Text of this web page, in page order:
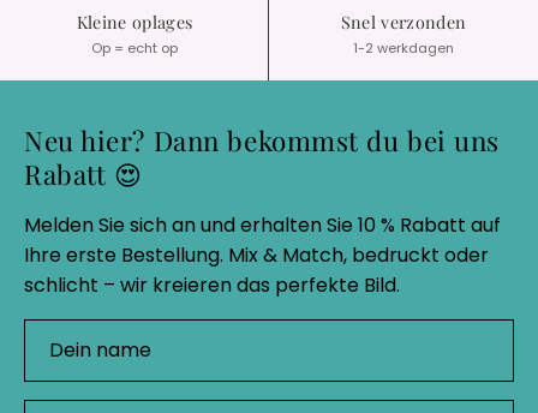
Kleine oplages
Op = echt op
Snel verzonden
1-2 werkdagen
Neu hier? Dann bekommst du bei uns
Rabatt 😍
Melden Sie sich an und erhalten Sie 10 % Rabatt auf
Ihre erste Bestellung. Mix & Match, bedruckt oder
schlicht – wir kreieren das perfekte Bild.